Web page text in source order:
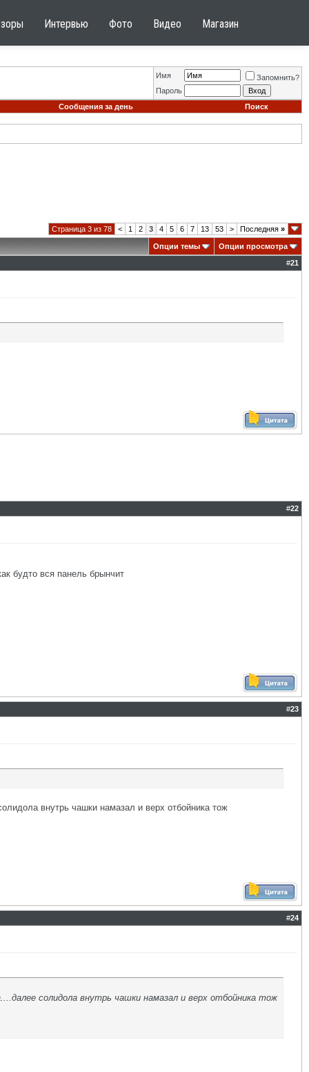
Интервью Фото Видео Магазин
Имя
Запомнить?
Пароль
Сообщения за день
Поиск
Страница 3 из 78 < 1 2 3 4 5 6 7 13 53 > Последняя »
Опции темы
Опции просмотра
#21
#22
будто вся панель брынчит
#23
внутрь чашки намазал и верх отбойника тож
#24
солидола внутрь чашки намазал и верх отбойника тож